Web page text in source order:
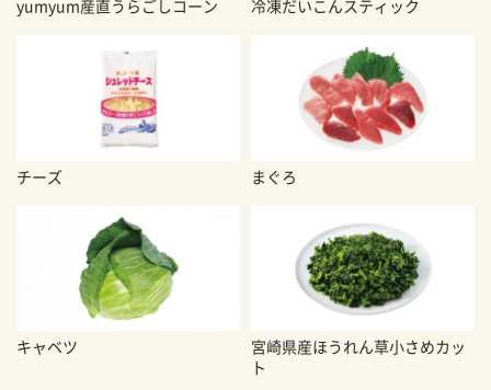
yumyum産直うらごしコーン 冷凍だいこんスティック
チーズ まぐろ
キャベツ
宮崎県産ほうれん草小さめカッ
ト